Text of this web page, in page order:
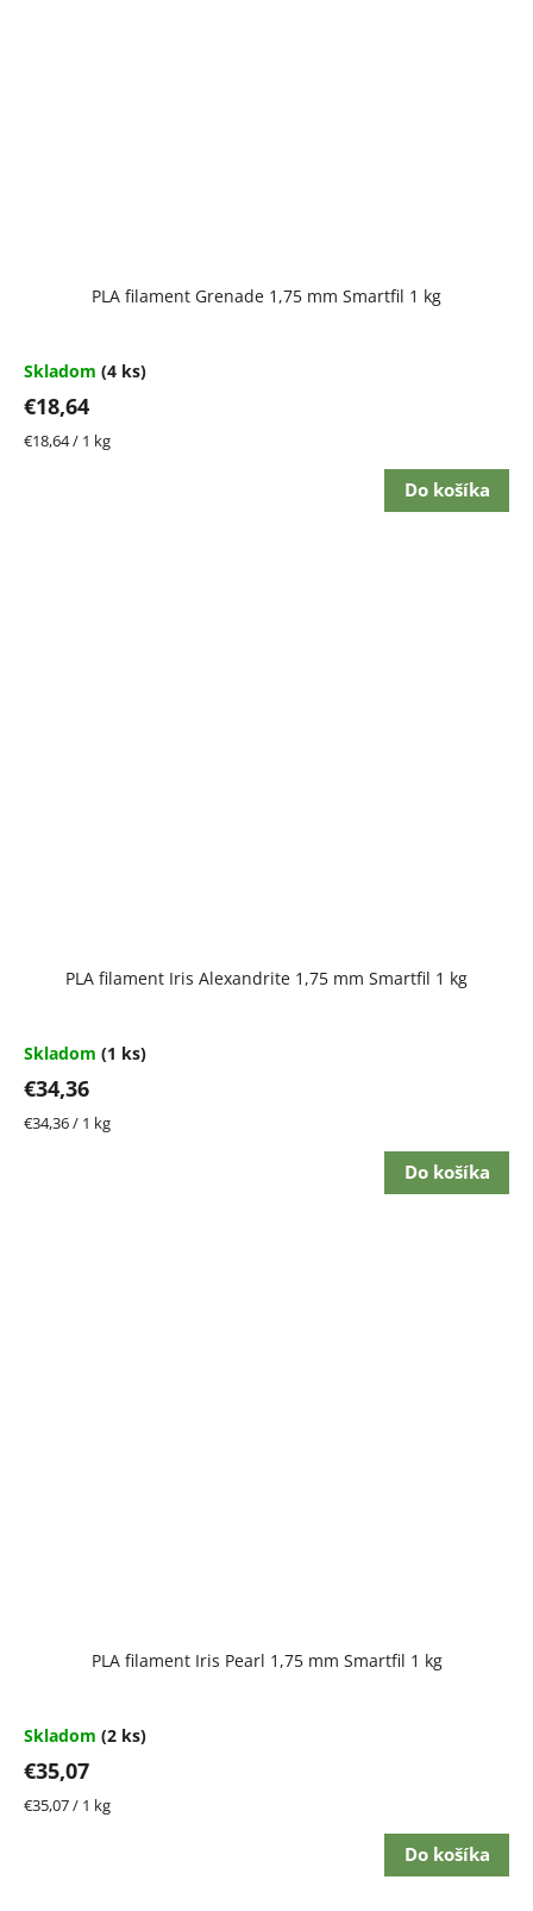
PLA filament Grenade 1,75 mm Smartfil 1 kg
Skladom (4 ks)
€18,64
Jednotková
€18,64 / 1 kg
Do košíka
PLA filament Iris Alexandrite 1,75 mm Smartfil 1 kg
Skladom (1 ks)
€34,36
Jednotková
€34,36 / 1 kg
Do košíka
PLA filament Iris Pearl 1,75 mm Smartfil 1 kg
Skladom (2 ks)
€35,07
Jednotková
€35,07 / 1 kg
Do košíka